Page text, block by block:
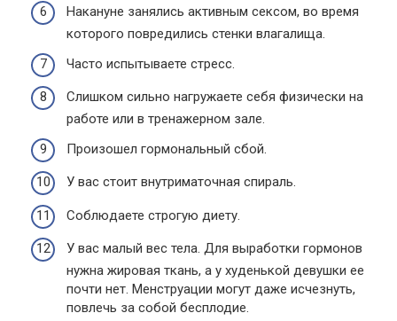
Накануне занялись активным сексом, во время
которого повредились стенки влагалища.
Часто испытываете стресс.
Слишком сильно нагружаете себя физически на
работе или в тренажерном зале.
Произошел гормональный сбой.
У вас стоит внутриматочная спираль.
Соблюдаете строгую диету.
У вас малый вес тела. Для выработки гормонов
нужна жировая ткань, а у худенькой девушки ее
почти нет. Менструации могут даже исчезнуть,
повлечь за собой бесплодие.